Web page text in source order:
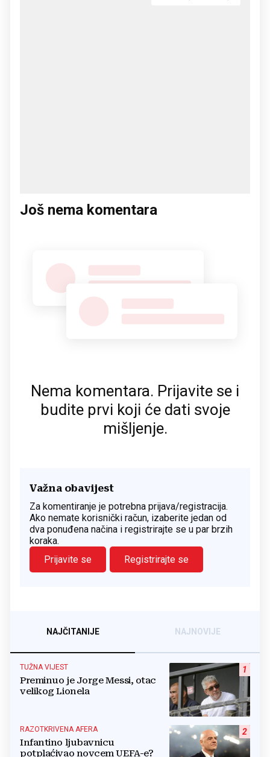
Još nema komentara
Nema komentara. Prijavite se i
budite prvi koji će dati svoje
mišljenje.
Važna obavijest
Za komentiranje je potrebna prijava/registracija.
Ako nemate korisnički račun, izaberite jedan od
dva ponuđena načina i registrirajte se u par brzih
koraka.
Prijavite se
Registrirajte se
NAJČITANIJE NAJNOVIJE
1
TUŽNA VIJEST
Preminuo je Jorge Messi, otac
velikog Lionela
2
RAZOTKRIVENA AFERA
Infantino ljubavnicu
potplaćivao novcem UEFA-e?